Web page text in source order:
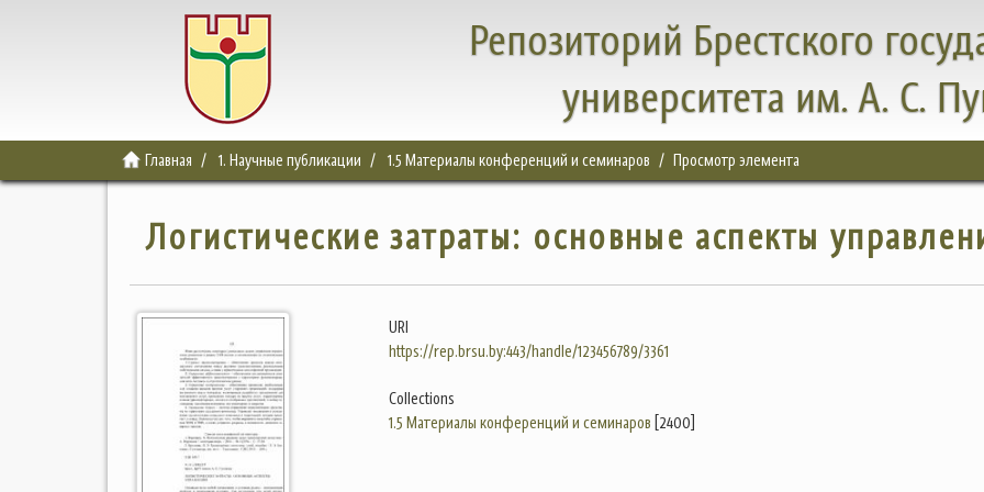
Репозиторий Брестского
университета им. А. С.
Главная 1. Научные публикации 1.5 Материалы конференций и семинаров Просмотр элемента
Логистические затраты: основные аспекты
URI
https://rep.brsu.by:443/handle/123456789/3361
Collections
1.5 Материалы конференций и семинаров [2400]